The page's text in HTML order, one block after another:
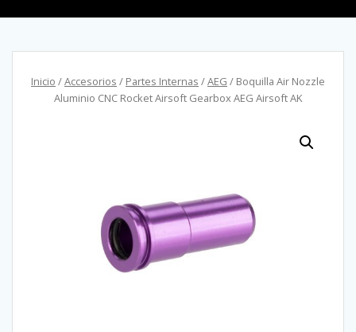
Inicio /Accesorios / Partes Internas /AEG / Boquilla Air Nozzle
Aluminio CNC Rocket Airsoft Gearbox AEG Airsoft AK